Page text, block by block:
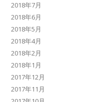
2018年7月
2018年6月
2018年5月
2018年4月
2018年2月
2018年1月
2017年12月
2017年11月